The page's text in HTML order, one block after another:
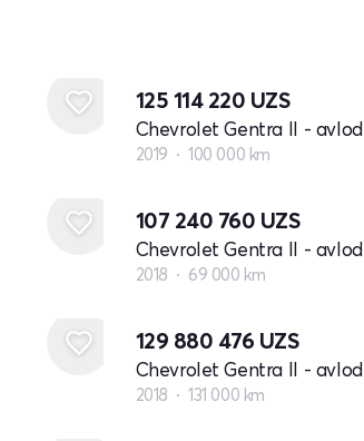
125 114 220 UZS
Chevrolet Gentra II - avlod
2019 100 000 km
107 240 760 UZS
Chevrolet Gentra II - avlod
2018 69 000 km
129 880 476 UZS
Chevrolet Gentra II - avlod
2018 131 000 km